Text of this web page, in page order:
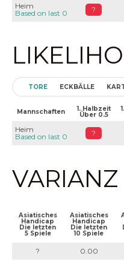
Heim
Based on last 0
?
TORE ECKBÄLLE
Mannschaften 1. Halbzeit
Über 0.5
Heim
Based on last 0
?
VARIANZ
Asiatisches
Handicap
Die letzten
5 Spiele
Asiatisches
Handicap
Die letzten
10 Spiele
? 0.00